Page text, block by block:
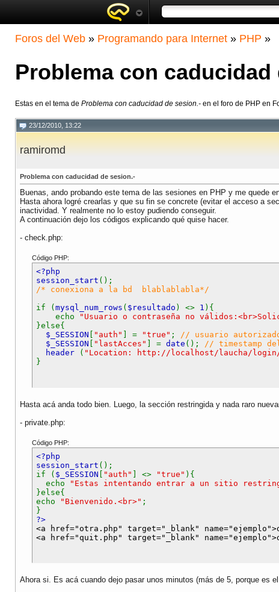
Foros del Web » Programando para Internet » PHP »
Problema con caducidad
Estas en el tema de Problema con caducidad de sesion.- en el foro de PHP en
23/12/2010, 13:22
ramiromd
Problema con caducidad de sesion.-
Buenas, ando probando este tema de las sesiones en PHP y me quede
Hasta ahora logré crearlas y que su fin se concrete (evitar el acceso a
inactividad. Y realmente no lo estoy pudiendo conseguir.
A continuación dejo los códigos explicando qué quise hacer.
- check.php:
Código PHP:
<?php
session_start ();
/* conexiona a la bd blablablabla*/
if ( mysql_num_rows ( $resultado ) <> 1 ){
echo
"Usuario o contraseña no
}else{
$_SESSION
"auth" ] = "true" ; // usuario
$_SESSION
"lastAcces" ] = date (); // timestamp
header
( "Location: http://localhost/laucha/
}
Hasta acá anda todo bien. Luego, la sección restringida y nada raro
- private.php:
Código PHP:
<?php
session_start ();
if ( $_SESSION "auth" ] <> "true" ){
echo
"Estas intentando entrar a un sitio
}else{
echo
"Bienvenido.<br>" ;
}
?>
<a href="otra.php" target="_blank"
<a href="quit.php" target="_blank"
Ahora si. Es acá cuando dejo pasar unos minutos (más de 5, porque es